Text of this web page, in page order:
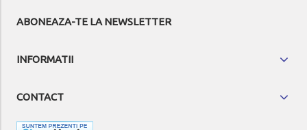
ABONEAZA-TE LA NEWSLETTER
INFORMATII
CONTACT